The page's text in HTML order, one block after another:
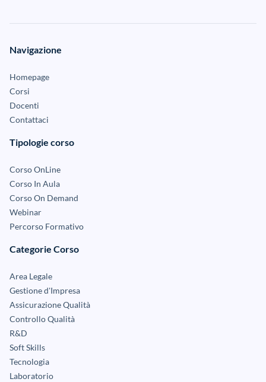
Navigazione
Homepage
Corsi
Docenti
Contattaci
Tipologie corso
Corso OnLine
Corso In Aula
Corso On Demand
Webinar
Percorso Formativo
Categorie Corso
Area Legale
Gestione d'Impresa
Assicurazione Qualità
Controllo Qualità
R&D
Soft Skills
Tecnologia
Laboratorio